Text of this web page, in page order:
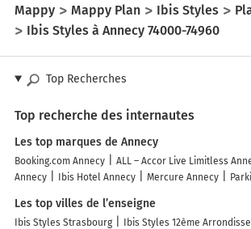
Mappy Mappy Plan Ibis Styles
Ibis Styles à Annecy 74000-74960
Top Recherches
Top recherche des internautes
Les top marques de Annecy
Booking.com Annecy ALL – Accor Live Limitless
Annecy
Ibis Hotel Annecy Mercure Annecy
Les top villes de l’enseigne
Ibis Styles Strasbourg Ibis Styles 12ème